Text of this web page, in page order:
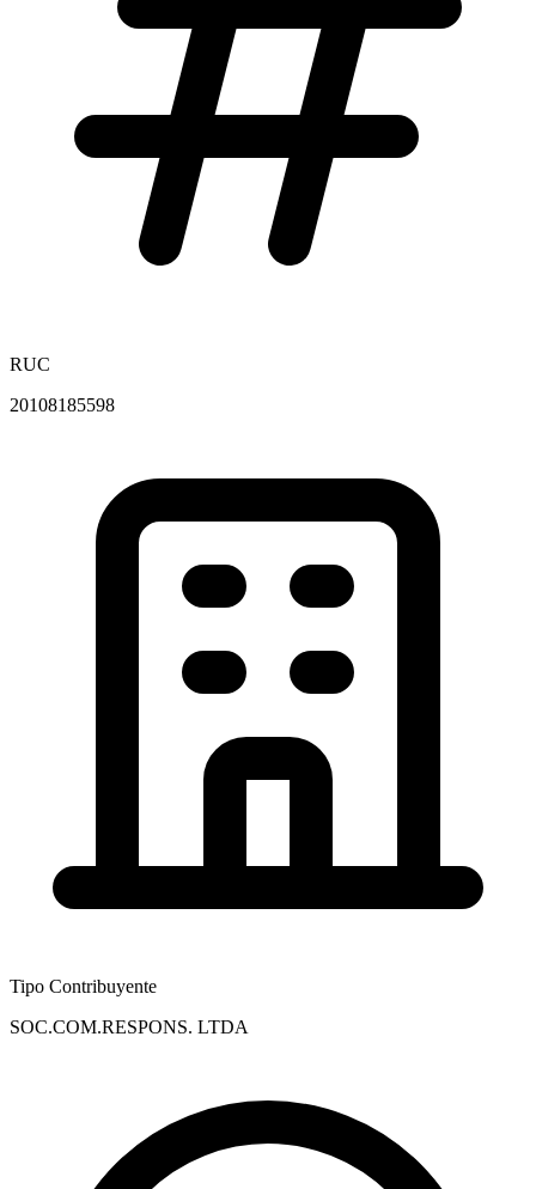
RUC
20108185598
Tipo Contribuyente
SOC.COM.RESPONS. LTDA